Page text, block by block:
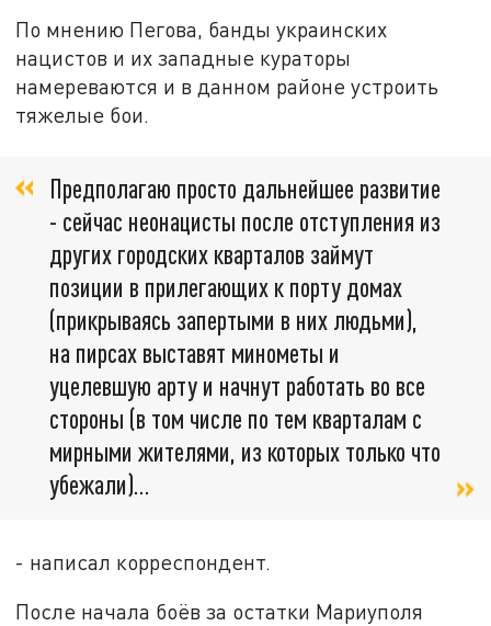
По мнению Пегова, банды украинских
нацистов и их западные кураторы
намереваются и в данном районе устроить
тяжелые бои.
Предполагаю просто дальнейшее развитие
- сейчас неонацисты после отступления из
других городских кварталов займут
позиции в прилегающих к порту домах
(прикрываясь запертыми в них людьми),
на пирсах выставят минометы и
уцелевшую арту и начнут работать во все
стороны (в том числе по тем кварталам с
мирными жителями, из которых только что
убежали)...
- написал корреспондент.
После начала боёв за остатки Мариуполя